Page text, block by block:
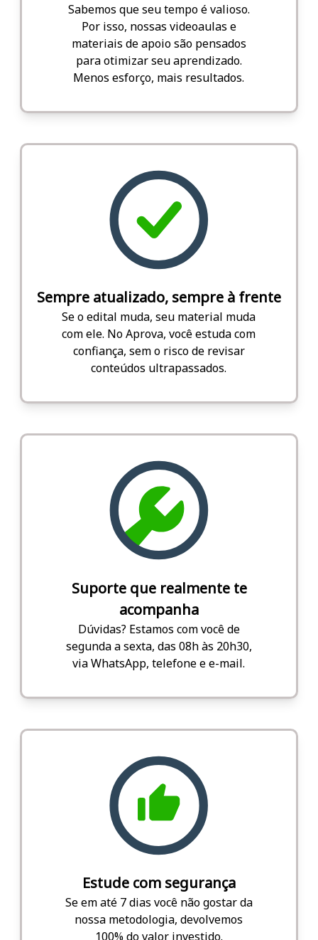
Sabemos que seu tempo é valioso.
Por isso, nossas videoaulas e
materiais de apoio são pensados
para otimizar seu aprendizado.
Menos esforço, mais resultados.
Sempre atualizado, sempre à frente
Se o edital muda, seu material muda
com ele. No Aprova, você estuda com
confiança, sem o risco de revisar
conteúdos ultrapassados.
Suporte que realmente te
acompanha
Dúvidas? Estamos com você de
segunda a sexta, das 08h às 20h30,
via WhatsApp, telefone e e-mail.
Estude com segurança
Se em até 7 dias você não gostar da
nossa metodologia, devolvemos
100% do valor investido.